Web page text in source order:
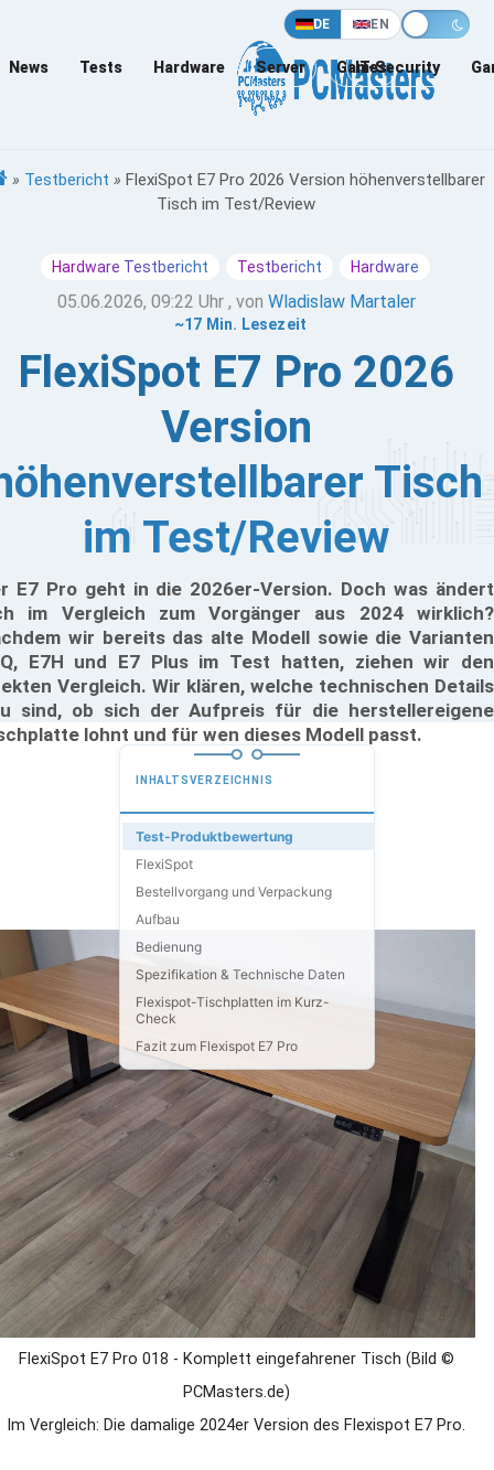
DE EN
News Tests Hardware Server Games
IT-Security
» Testbericht » FlexiSpot E7 Pro 2026 Version höhenverstellbarer
Tisch im Test/Review
Hardware Testbericht Testbericht Hardware
05.06.2026, 09:22 Uhr , von Wladislaw Martaler
~17 Min. Lesezeit
FlexiSpot E7 Pro 2026
Version
Tisch
im Test/Review
E7 Pro geht in die 2026er-Version. Doch was ändert
im Vergleich zum Vorgänger aus 2024 wirklich?
wir bereits das alte Modell sowie die Varianten
E7H und E7 Plus im Test hatten, ziehen wir den
Vergleich. Wir klären, welche technischen Details
sind, ob sich der Aufpreis für die herstellereigene
lohnt und für wen dieses Modell passt.
INHALTSVERZEICHNIS
Test-Produktbewertung
FlexiSpot
Bestellvorgang und Verpackung
Aufbau
Bedienung
Spezifikation & Technische Daten
Flexispot-Tischplatten im Kurz-
Check
Fazit zum Flexispot E7 Pro
FlexiSpot E7 Pro 018 - Komplett eingefahrener Tisch (Bild ©
PCMasters.de)
Im Vergleich: Die damalige 2024er Version des Flexispot E7 Pro.